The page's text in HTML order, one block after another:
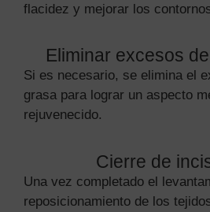
flacidez y mejorar los
Eliminar excesos
Si es necesario, se elimina el
grasa para lograr un aspecto
rejuvenecido.
Cierre de
Una vez completado el
reposicionamiento de los